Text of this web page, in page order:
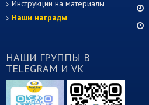
Инструкции на материалы
Наши награды
НАШИ ГРУППЫ В
TELEGRAM И VK